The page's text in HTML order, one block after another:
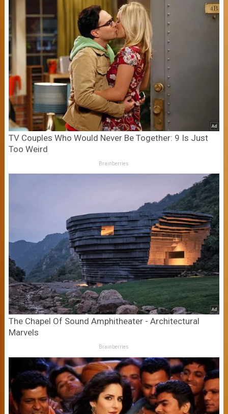
TV Couples Who Would Never Be Together: 9 Is Just
Too Weird
Brainberries
The Chapel Of Sound Amphitheater - Architectural
Marvels
Brainberries